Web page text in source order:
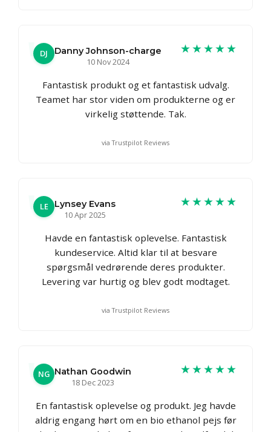
DJ
Danny Johnson-charge
10 Nov 2024
★★★★★
Fantastisk produkt og et fantastisk udvalg.
Teamet har stor viden om produkterne og er
virkelig støttende. Tak.
via Trustpilot Reviews
LE
Lynsey Evans
10 Apr 2025
★★★★★
Havde en fantastisk oplevelse. Fantastisk
kundeservice. Altid klar til at besvare
spørgsmål vedrørende deres produkter.
Levering var hurtig og blev godt modtaget.
via Trustpilot Reviews
NG Nathan Goodwin
18 Dec 2023
★★★★★
En fantastisk oplevelse og produkt. Jeg havde
aldrig engang hørt om en bio ethanol pejs før